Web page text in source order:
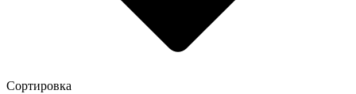
Сортировка